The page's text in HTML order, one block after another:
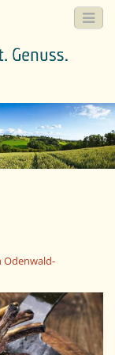
Odenwald-